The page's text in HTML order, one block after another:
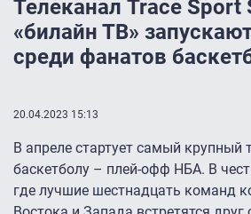
Телеканал Trace Sport
«билайн ТВ»
среди фанатов
20.04.2023 15:13
В апреле стартует самый крупный
баскетболу – плей-офф НБА. В
где лучшие шестнадцать команд